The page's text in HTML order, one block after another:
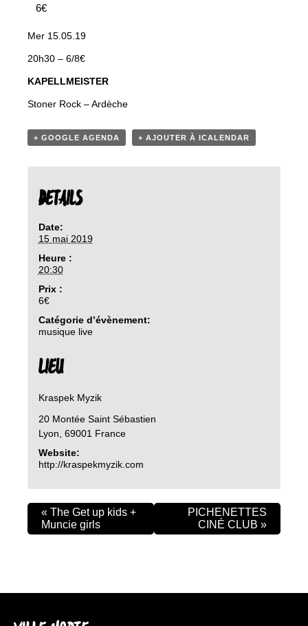
6€
Mer 15.05.19
20h30 – 6/8€
KAPELLMEISTER
Stoner Rock – Ardèche
+ GOOGLE AGENDA + AJOUTER À ICALENDAR
DETAILS
Date:
15 mai 2019
Heure :
20:30
Prix :
6€
Catégorie d’évènement:
musique live
LIEU
Kraspek Myzik
20 Montée Saint Sébastien
Lyon 69001 France
Website:
http://kraspekmyzik.com
« The Get up kids +
Muncie girls
PICHENETTES
CINÉ CLUB »